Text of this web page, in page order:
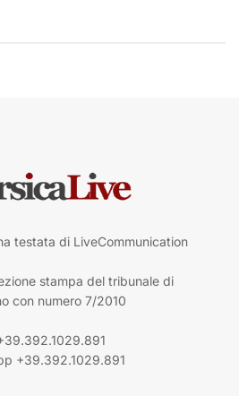
testata di LiveCommunication
stampa del tribunale di
con numero 7/2010
+39.392.1029.891